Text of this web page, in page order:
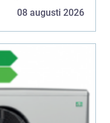
rätt upplägg,
08 augusti 2026